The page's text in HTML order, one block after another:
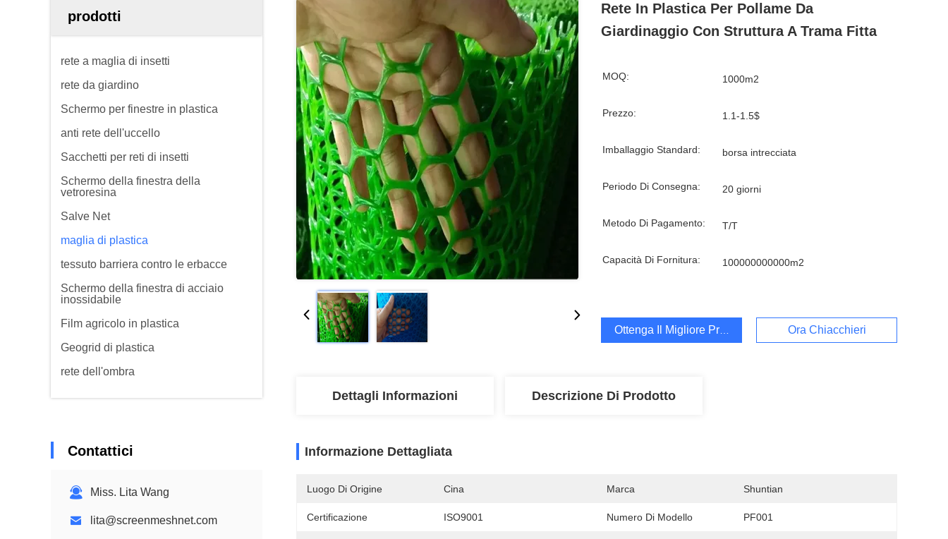
prodotti
rete a maglia di insetti
rete da giardino
Schermo per finestre in plastica
anti rete dell'uccello
Sacchetti per reti di insetti
Schermo della finestra della
vetroresina
Salve Net
maglia di plastica
tessuto barriera contro le erbacce
Schermo della finestra di acciaio
inossidabile
Film agricolo in plastica
Geogrid di plastica
rete dell'ombra
Contattici
Miss. Lita Wang
lita@screenmeshnet.com
Rete In Plastica Per Pollame Da
Giardinaggio Con Struttura A Trama Fitta
MOQ: 1000m2
Prezzo: 1.1-1.5$
Imballaggio Standard: borsa intrecciata
Periodo Di Consegna: 20 giorni
Metodo Di Pagamento: T/T
Capacità Di Fornitura: 100000000000m2
Ottenga Il Migliore Prezzo Ora Chiacchieri
Dettagli Informazioni Descrizione Di Prodotto
Informazione Dettagliata
Luogo Di Origine Cina Marca Shuntian
Certificazione ISO9001 Numero Di Modello PF001